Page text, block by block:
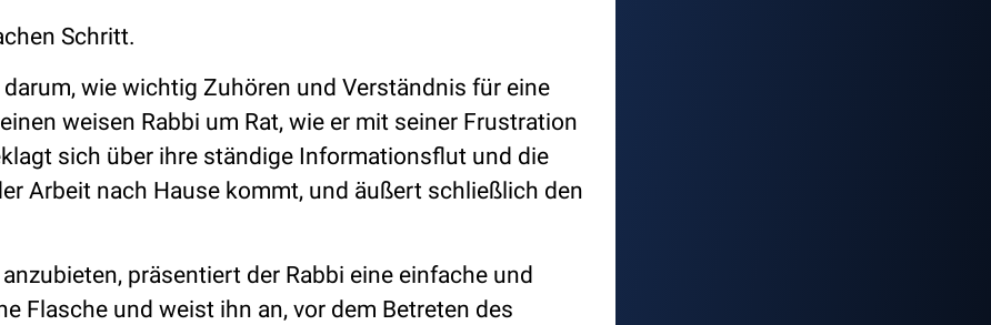
Schritt.
wie wichtig Zuhören und Verständnis für eine
weisen Rabbi um Rat, wie er mit seiner Frustration
sich über ihre ständige Informationsflut und die
Arbeit nach Hause kommt, und äußert schließlich den
präsentiert der Rabbi eine einfache und
Flasche und weist ihn an, vor dem Betreten des